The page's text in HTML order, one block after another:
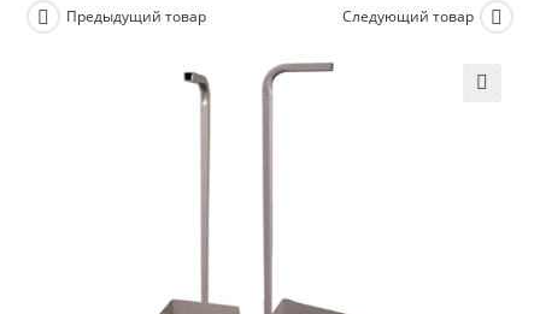
Предыдущий товар Следующий товар